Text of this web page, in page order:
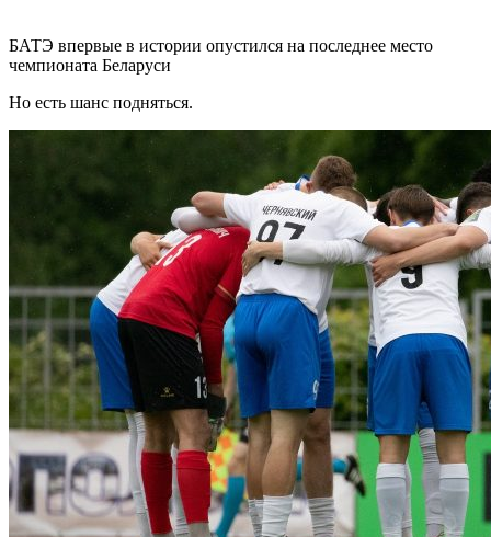
БАТЭ впервые в истории опустился на последнее место
чемпионата Беларуси
Но есть шанс подняться.